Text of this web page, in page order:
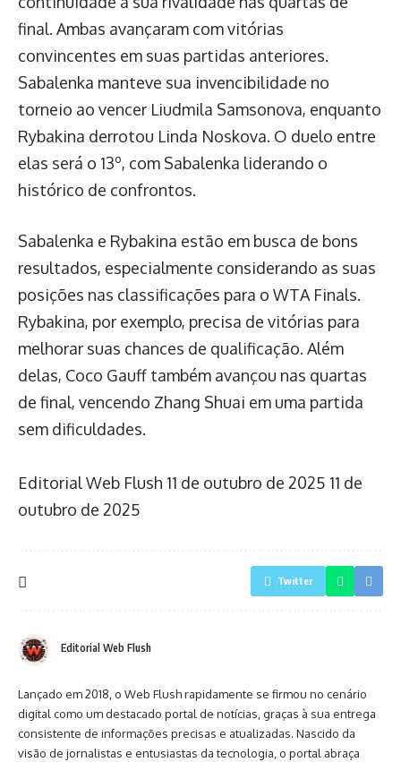
final. Ambas avançaram com vitórias
convincentes em suas partidas anteriores.
Sabalenka manteve sua invencibilidade no
torneio ao vencer Liudmila Samsonova, enquanto
Rybakina derrotou Linda Noskova. O duelo entre
elas será o 13º, com Sabalenka liderando o
histórico de confrontos.
Sabalenka e Rybakina estão em busca de bons
resultados, especialmente considerando as suas
posições nas classificações para o WTA Finals.
Rybakina, por exemplo, precisa de vitórias para
melhorar suas chances de qualificação. Além
delas, Coco Gauff também avançou nas quartas
de final, vencendo Zhang Shuai em uma partida
sem dificuldades.
Editorial Web Flush 11 de outubro de 2025 11 de
outubro de 2025
Twitter
Editorial Web Flush
Lançado em 2018, o Web Flush rapidamente se firmou no cenário
digital como um destacado portal de notícias, graças à sua entrega
consistente de informações precisas e atualizadas. Nascido da
visão de jornalistas e entusiastas da tecnologia, o portal abraça